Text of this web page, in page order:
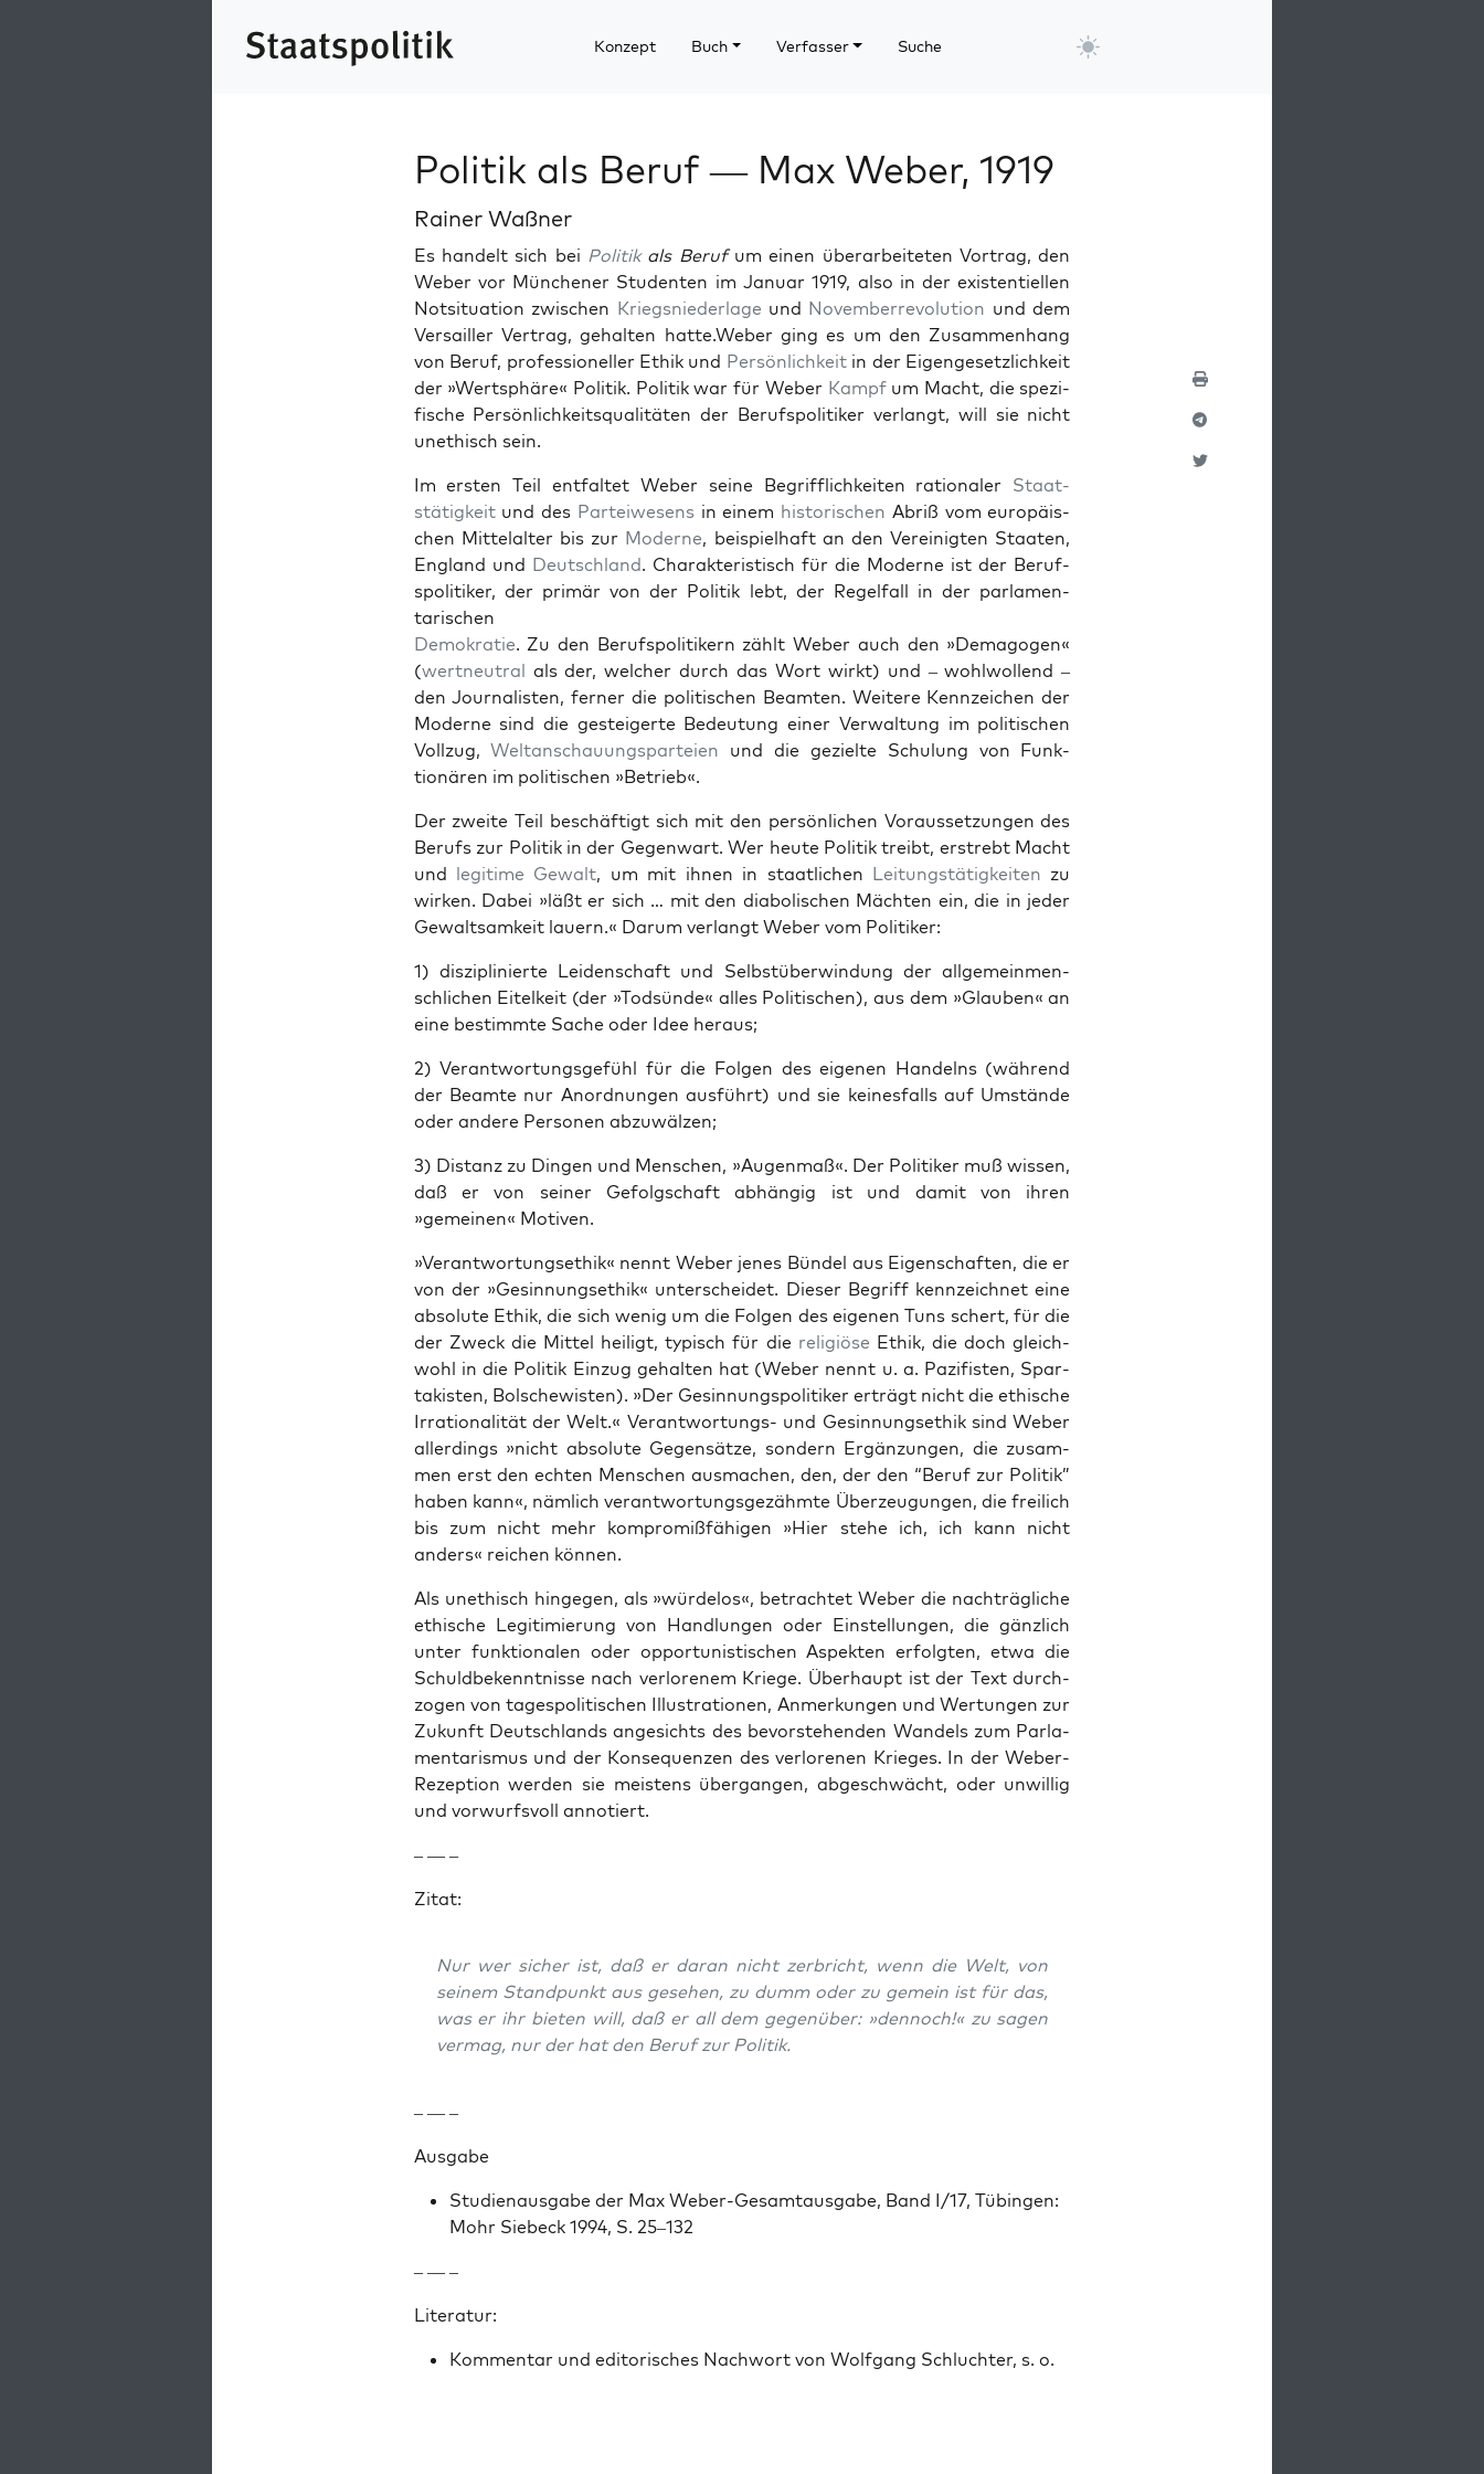
Konzept Buch Verfasser Suche
Politik als Beruf — Max Weber, 1919
Rainer Waßner
Es han­delt sich bei Poli­tikals Berufum einen über­ar­beit­eten Vor­trag, den
Weber vor Münch­en­er Stu­den­ten im Jan­u­ar 1919, also in der exis­ten­tiellen
Not­si­t­u­a­tion zwis­chen Kriegsnieder­lage und Novem­ber­rev­o­lu­tion und dem
Ver­sailler Ver­trag, gehal­ten hatte.Weber ging es um den Zusam­men­hang
von Beruf, pro­fes­sioneller Ethik und Per­sön­lichkeitin der Eigenge­set­zlichkeit
der »Wert­sphäre« Poli­tik. Poli­tik war für Weber Kampfum Macht, die spez­i­
fis­che Per­sön­lichkeit­squal­itäten der Beruf­spoli­tik­er ver­langt, will sie nicht
unethisch sein.
Im ersten Teil ent­fal­tet Weber seine Begrif­flichkeit­en ratio­naler Staat­
stätigkeitund des Partei­we­sens in einem his­torischen Abriß vom europäis­
chen Mit­te­lal­ter bis zur Mod­erne, beispiel­haft an den Vere­inigten Staat­en,
Eng­land und Deutsch­land. Charak­ter­is­tisch für die Mod­erne ist der Beruf­
spoli­tik­er, der primär von der Poli­tik lebt, der Regelfall in der par­la­men­
tarischen
Demokratie. Zu den Beruf­spoli­tik­ern zählt Weber auch den »Dem­a­gogen«
(wert­neu­tral als der, welch­er durch das Wort wirkt) und – wohlwol­lend –
den Jour­nal­is­ten, fern­er die poli­tis­chen Beamten. Weit­ere Kennze­ichen der
Mod­erne sind die gesteigerte Bedeu­tung ein­er Ver­wal­tung im poli­tis­chen
Vol­lzug,Weltan­schau­ungsparteien und die gezielte Schu­lung von Funk­
tionären im poli­tis­chen »Betrieb«.
Der zweite Teil beschäftigt sich mit den per­sön­lichen Voraus­set­zun­gen des
Berufs zur Poli­tik in der Gegen­wart. Wer heute Poli­tik treibt, erstrebt Macht
und legit­ime Gewalt, um mit ihnen in staatlichen Leitungstätigkeit­en zu
wirken. Dabei »läßt er sich … mit den dia­bolis­chen Mächt­en ein, die in jed­er
Gewalt­samkeit lauern.« Darum ver­langt Weber vom Poli­tik­er:
1) diszi­plin­ierte Lei­den­schaft und Selb­stüber­win­dung der all­ge­mein­men­
schlichen Eit­elkeit (der »Tod­sünde« alles Poli­tis­chen), aus dem »Glauben« an
eine bes­timmte Sache oder Idee her­aus;
2) Ver­ant­wor­tungs­ge­fühl für die Fol­gen des eige­nen Han­delns (während
der Beamte nur Anord­nun­gen aus­führt) und sie keines­falls auf Umstände
oder andere Per­so­n­en abzuwälzen;
3) Dis­tanz zu Din­gen und Men­schen, »Augen­maß«. Der Poli­tik­er muß wis­sen,
daß er von sein­er Gefol­gschaft abhängig ist und damit von ihren
»gemeinen« Motiv­en.
»Ver­ant­wor­tungsethik« nen­nt Weber jenes Bün­del aus Eigen­schaften, die er
von der »Gesin­nungsethik« unter­schei­det. Dieser Begriff kennze­ich­net eine
absolute Ethik, die sich wenig um die Fol­gen des eige­nen Tuns schert, für die
der Zweck die Mit­tel heiligt, typ­isch für die religiöse Ethik, die doch gle­ich­
wohl in die Poli­tik Einzug gehal­ten hat (Weber nen­nt u. a. Paz­i­fis­ten, Spar­
tak­isten, Bolschewis­ten). »Der Gesin­nungspoli­tik­er erträgt nicht die ethis­che
Irra­tional­ität der Welt.« Ver­ant­wor­tungs- und Gesin­nungsethik sind Weber
allerd­ings »nicht absolute Gegen­sätze, son­dern Ergänzun­gen, die zusam­
men erst den echt­en Men­schen aus­machen, den, der den “Beruf zur Poli­tik”
haben kann«, näm­lich ver­ant­wor­tungs­gezähmte Überzeu­gun­gen, die freilich
bis zum nicht mehr kom­pro­mißfähi­gen »Hier ste­he ich, ich kann nicht
anders« reichen kön­nen.
Als unethisch hinge­gen, als »würde­los«, betra­chtet Weber die nachträgliche
ethis­che Legit­imierung von Hand­lun­gen oder Ein­stel­lun­gen, die gän­zlich
unter funk­tionalen oder oppor­tunis­tis­chen Aspek­ten erfol­gten, etwa die
Schuld­beken­nt­nisse nach ver­loren­em Kriege. Über­haupt ist der Text durch­
zo­gen von tage­spoli­tis­chen Illus­tra­tio­nen, Anmerkun­gen und Wer­tun­gen zur
Zukun­ft Deutsch­lands angesichts des bevorste­hen­den Wan­dels zum Par­la­
men­taris­mus und der Kon­se­quen­zen des ver­lore­nen Krieges. In der Weber-
Rezep­tion wer­den sie meis­tens über­gan­gen, abgeschwächt, oder unwillig
und vor­wurfsvoll annotiert.
– — –
Zitat:
Nur wer sich­er ist, daß er daran nicht zer­bricht, wenn die Welt, von
seinem Stand­punkt aus gese­hen, zu dumm oder zu gemein ist für das,
was er ihr bieten will, daß er all dem gegenüber: »den­noch!« zu sagen
ver­mag, nur der hat den Beruf zur Poli­tik.
– — –
Aus­gabe
Stu­di­en­aus­gabe der Max Weber-Gesam­taus­gabe, Band I/17, Tübin­gen:
Mohr Siebeck 1994, S. 25–132
– — –
Lit­er­atur:
Kom­men­tar und edi­torisches Nach­wort von Wolf­gang Schluchter, s. o.